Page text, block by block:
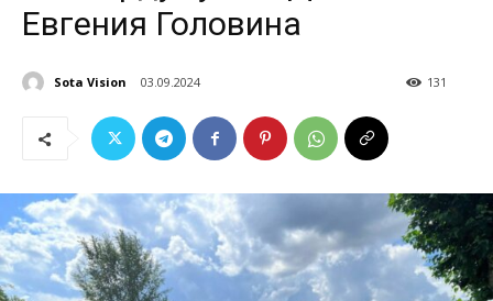
Евгения Головина
Sota Vision 03.09.2024 131